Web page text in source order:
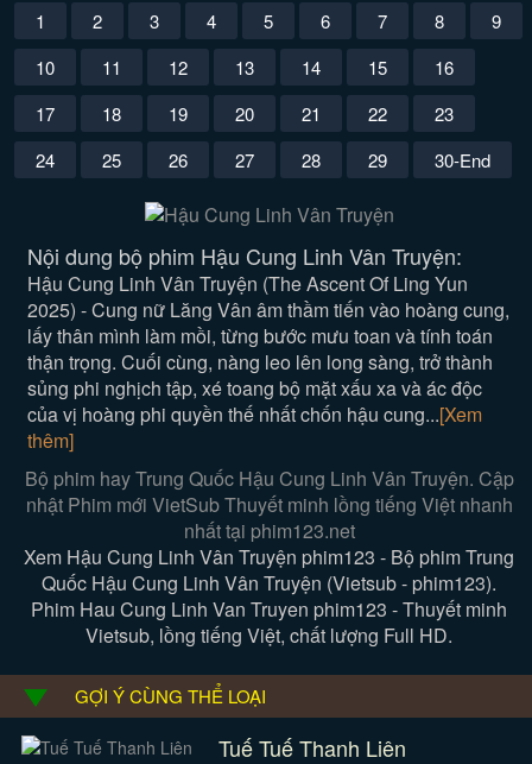
1 2 3 4 5 6 7 8
9
10
11 12 13 14 15
16
17
18 19 20 21 22
23
24
25 26 27 28 29 30-End
Nội dung bộ phim Hậu Cung Linh Vân Truyện:
Hậu Cung Linh Vân Truyện (The Ascent Of Ling Yun
2025) - Cung nữ Lăng Vân âm thầm tiến vào hoàng cung,
lấy thân mình làm mồi, từng bước mưu toan và tính toán
thận trọng. Cuối cùng, nàng leo lên long sàng, trở thành
sủng phi nghịch tập, xé toang bộ mặt xấu xa và ác độc
của vị hoàng phi quyền thế nhất chốn hậu cung...[Xem
thêm]
Bộ phim hay Trung Quốc Hậu Cung Linh Vân Truyện. Cập
nhật Phim mới VietSub Thuyết minh lồng tiếng Việt nhanh
nhất tại phim123.net
Xem Hậu Cung Linh Vân Truyện phim123 - Bộ phim Trung
Quốc Hậu Cung Linh Vân Truyện (Vietsub - phim123).
Phim Hau Cung Linh Van Truyen phim123 - Thuyết minh
Vietsub, lồng tiếng Việt, chất lượng Full HD.
GỢI Ý CÙNG THỂ LOẠI
Tuế Tuế Thanh Liên